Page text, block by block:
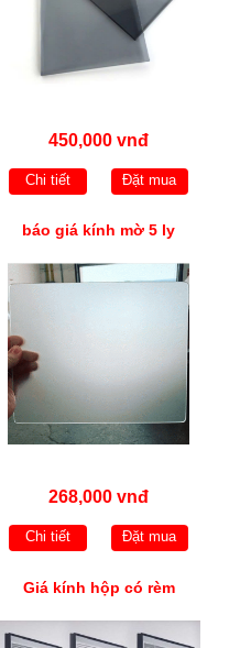
450,000 vnđ
Chi tiết Đặt mua
báo giá kính mờ 5 ly
268,000 vnđ
Chi tiết Đặt mua
Giá kính hộp có rèm